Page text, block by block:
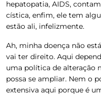
hepatopatia, AIDS,
cística, enfim, ele tem
estão ali, infelizmente.
Ah, minha doença não
vai ter direito. Aqui
uma política de alteração
possa se ampliar. Nem o
extensiva aqui porque é